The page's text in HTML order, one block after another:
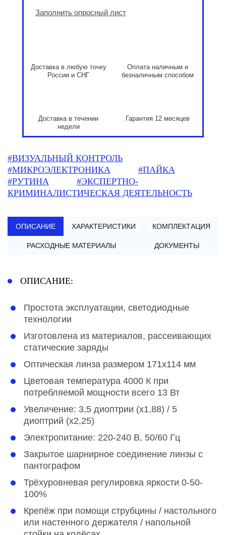
Заполнить опросный лист
Доставка в любую точку
России и СНГ
Оплата наличным и
безналичным способом
Доставка в течении
недели
Гарантия 12 месяцев
#ВИЗУАЛЬНЫЙ КОНТРОЛЬ
#МИКРОЭЛЕКТРОНИКА
#ПАЙКА
#РУТИНА
#ЭКСПЕРТНО-
КРИМИНАЛИСТИЧЕСКАЯ ДЕЯТЕЛЬНОСТЬ
ОПИСАНИЕ ХАРАКТЕРИСТИКИ КОМПЛЕКТАЦИЯ
РАСХОДНЫЕ МАТЕРИАЛЫ ДОКУМЕНТЫ
ОПИСАНИЕ:
Простота эксплуатации, светодиодные
технологии
Изготовлена из материалов, рассеивающих
статические заряды
Оптическая линза размером 171х114 мм
Цветовая температура 4000 К при
потребляемой мощности всего 13 Вт
Увеличение: 3,5 диоптрии (х1,88) / 5
диоптрий (х2,25)
Электропитание: 220-240 В, 50/60 Гц
Закрытое шарнирное соединение линзы с
пантографом
Трёхуровневая регулировка яркости 0-50-
100%
Крепёж при помощи струбцины / настольного
или настенного держателя / напольной